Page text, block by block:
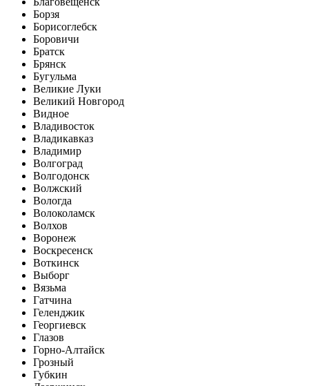
Борзя
Борисоглебск
Боровичи
Братск
Брянск
Бугульма
Великие Луки
Великий Новгород
Видное
Владивосток
Владикавказ
Владимир
Волгоград
Волгодонск
Волжский
Вологда
Волоколамск
Волхов
Воронеж
Воскресенск
Воткинск
Выборг
Вязьма
Гатчина
Геленджик
Георгиевск
Глазов
Горно-Алтайск
Грозный
Губкин